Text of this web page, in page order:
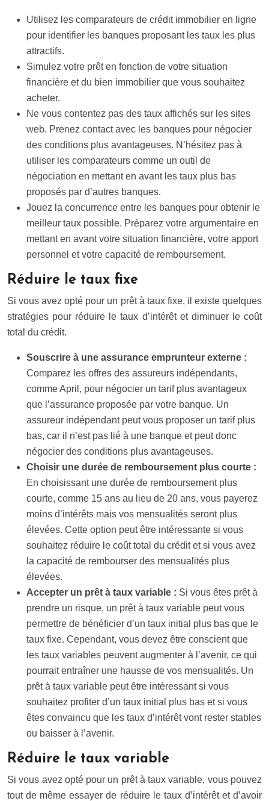
Utilisez les comparateurs de crédit immobilier en ligne
pour identifier les banques proposant les taux les plus
attractifs.
Simulez votre prêt en fonction de votre situation
financière et du bien immobilier que vous souhaitez
acheter.
Ne vous contentez pas des taux affichés sur les sites
web. Prenez contact avec les banques pour négocier
des conditions plus avantageuses. N’hésitez pas à
utiliser les comparateurs comme un outil de
négociation en mettant en avant les taux plus bas
proposés par d’autres banques.
Jouez la concurrence entre les banques pour obtenir le
meilleur taux possible. Préparez votre argumentaire en
mettant en avant votre situation financière, votre apport
personnel et votre capacité de remboursement.
Réduire le taux fixe
Si vous avez opté pour un prêt à taux fixe, il existe quelques
stratégies pour réduire le taux d’intérêt et diminuer le coût
total du crédit.
Souscrire à une assurance emprunteur externe :
Comparez les offres des assureurs indépendants,
comme April, pour négocier un tarif plus avantageux
que l’assurance proposée par votre banque. Un
assureur indépendant peut vous proposer un tarif plus
bas, car il n’est pas lié à une banque et peut donc
négocier des conditions plus avantageuses.
Choisir une durée de remboursement plus courte :
En choisissant une durée de remboursement plus
courte, comme 15 ans au lieu de 20 ans, vous payerez
moins d’intérêts mais vos mensualités seront plus
élevées. Cette option peut être intéressante si vous
souhaitez réduire le coût total du crédit et si vous avez
la capacité de rembourser des mensualités plus
élevées.
Accepter un prêt à taux variable : Si vous êtes prêt à
prendre un risque, un prêt à taux variable peut vous
permettre de bénéficier d’un taux initial plus bas que le
taux fixe. Cependant, vous devez être conscient que
les taux variables peuvent augmenter à l’avenir, ce qui
pourrait entraîner une hausse de vos mensualités. Un
prêt à taux variable peut être intéressant si vous
souhaitez profiter d’un taux initial plus bas et si vous
êtes convaincu que les taux d’intérêt vont rester stables
ou baisser à l’avenir.
Réduire le taux variable
Si vous avez opté pour un prêt à taux variable, vous pouvez
tout de même essayer de réduire le taux d’intérêt et d’avoir